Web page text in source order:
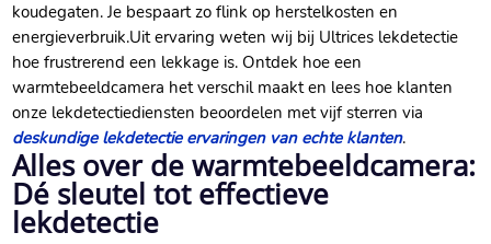
koudegaten.​ Je bespaart zo flink op herstelkosten en
energieverbruik.​ Uit ervaring weten wij bij Ultrices lekdetectie
hoe frustrerend een lekkage is.​ Ontdek hoe een
warmtebeeldcamera het verschil maakt en lees hoe klanten
onze lekdetectiediensten beoordelen met vijf sterren via
deskundige lekdetectie ervaringen van echte klanten.​
Alles over de warmtebeeldcamera:
Dé sleutel tot effectieve
lekdetectie